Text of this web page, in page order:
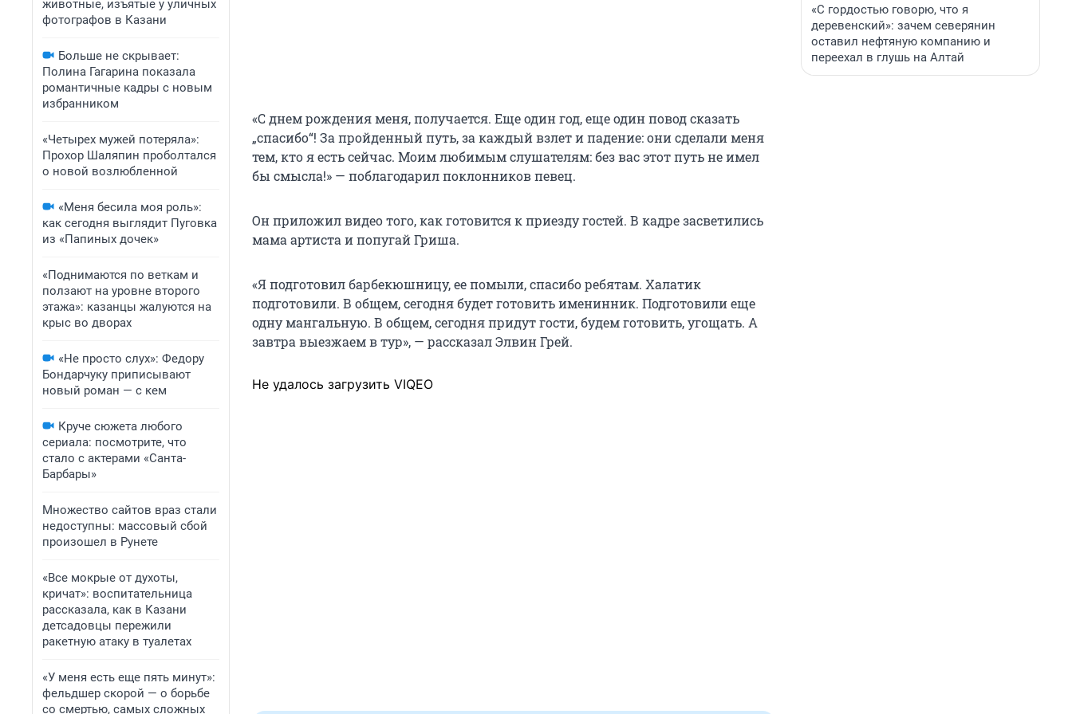
животные, изъятые у уличных
фотографов в Казани
Больше не скрывает:
Полина Гагарина показала
романтичные кадры с новым
избранником
«Четырех мужей потеряла»:
Прохор Шаляпин проболтался
о новой возлюбленной
«Меня бесила моя роль»:
как сегодня выглядит Пуговка
из «Папиных дочек»
«Поднимаются по веткам и
ползают на уровне второго
этажа»: казанцы жалуются на
крыс во дворах
«Не просто слух»: Федору
Бондарчуку приписывают
новый роман — с кем
Круче сюжета любого
сериала: посмотрите, что
стало с актерами «Санта-
Барбары»
Множество сайтов враз стали
недоступны: массовый сбой
произошел в Рунете
«Все мокрые от духоты,
кричат»: воспитательница
рассказала, как в Казани
детсадовцы пережили
ракетную атаку в туалетах
«У меня есть еще пять минут»:
фельдшер скорой — о борьбе
со смертью, самых сложных
«С днем рождения меня, получается. Еще один год, еще один повод сказать
„спасибо“! За пройденный путь, за каждый взлет и падение: они сделали меня
тем, кто я есть сейчас. Моим любимым слушателям: без вас этот путь не имел
бы смысла!» — поблагодарил поклонников певец.
Он приложил видео того, как готовится к приезду гостей. В кадре засветились
мама артиста и попугай Гриша.
«Я подготовил барбекюшницу, ее помыли, спасибо ребятам. Халатик
подготовили. В общем, сегодня будет готовить именинник. Подготовили еще
одну мангальную. В общем, сегодня придут гости, будем готовить, угощать. А
завтра выезжаем в тур», — рассказал Элвин Грей.
Не удалось загрузить VIQEO
«С гордостью говорю, что я
деревенский»: зачем северянин
оставил нефтяную компанию и
переехал в глушь на Алтай